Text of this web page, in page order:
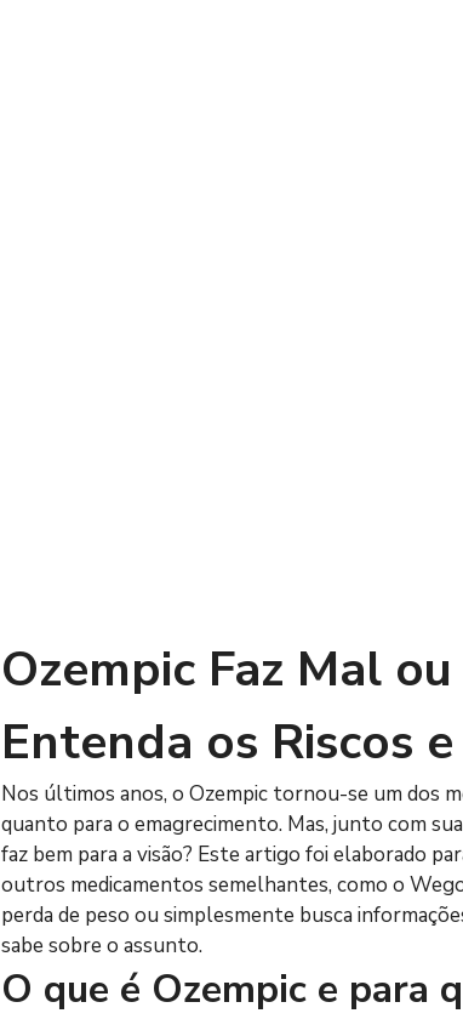
Ozempic Faz Mal
Entenda os Riscos
Nos últimos anos, o Ozempic tornou-se um dos
quanto para o emagrecimento. Mas, junto com
faz bem para a visão? Este artigo foi elaborado
outros medicamentos semelhantes, como o
perda de peso ou simplesmente busca
sabe sobre o assunto.
O que é Ozempic e para